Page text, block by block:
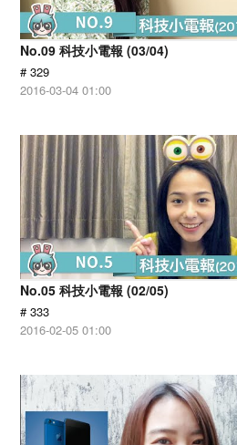
No.09 科技小電報 (03/04)
# 329
2016-03-04 01:00
No.05 科技小電報 (02/05)
# 333
2016-02-05 01:00